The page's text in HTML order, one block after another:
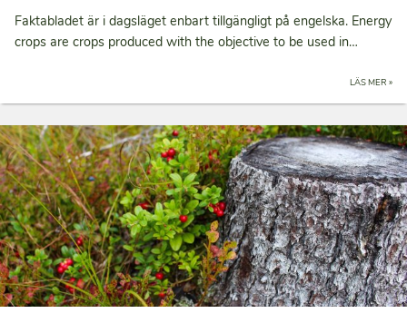
Faktabladet är i dagsläget enbart tillgängligt på engelska. Energy
crops are crops produced with the objective to be used in…
LÄS MER »